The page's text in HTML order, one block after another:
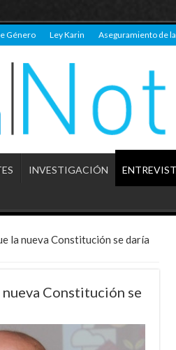
Género Ley Karin Aseguramiento de
INVESTIGACIÓN
la nueva Constitución se daría
Constitución se